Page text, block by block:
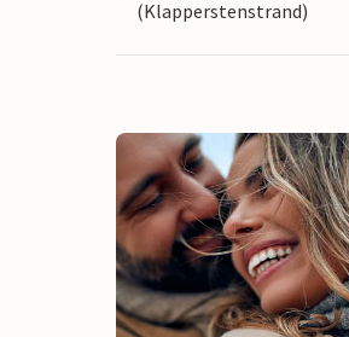
(Klapperstenstrand)